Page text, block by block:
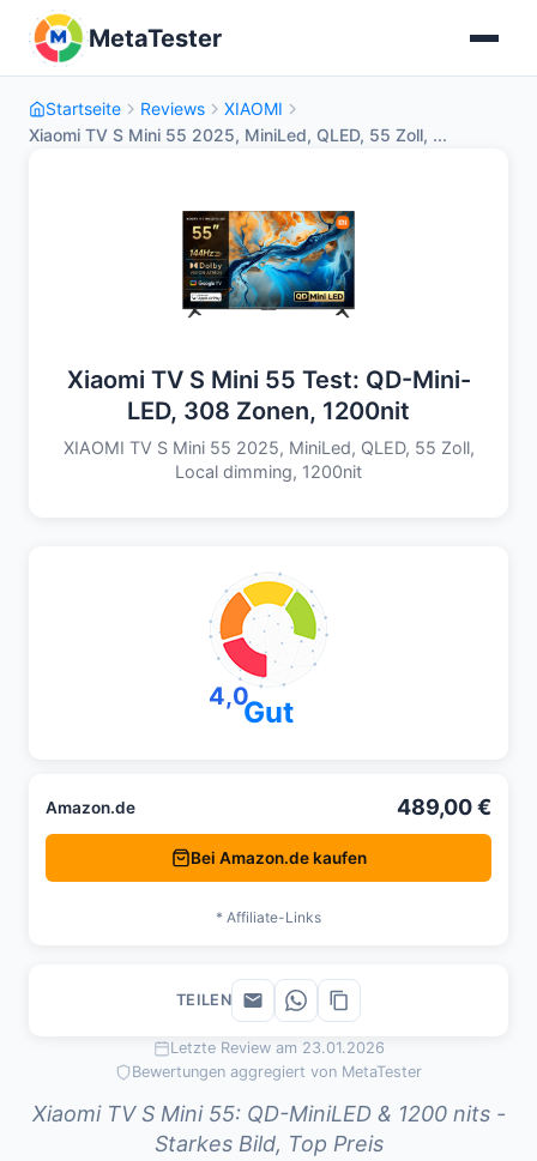
MetaTester
Startseite Reviews
XIAOMI
Xiaomi TV S Mini 55 2025, MiniLed, QLED, 55 Zoll, ...
Xiaomi TV S Mini 55 Test: QD-Mini-
LED, 308 Zonen, 1200nit
XIAOMI TV S Mini 55 2025, MiniLed, QLED, 55 Zoll,
Local dimming, 1200nit
Letzte Review am 23.01.2026
Bewertungen aggregiert von MetaTester
Xiaomi TV S Mini 55: QD-MiniLED & 1200 nits -
Starkes Bild, Top Preis
4,0Gut
Amazon.de 489,00 €
Bei Amazon.de kaufen
* Affiliate-Links
TEILEN